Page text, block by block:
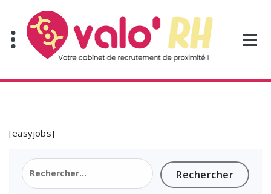
contenu
[easyjobs]
Rechercher :